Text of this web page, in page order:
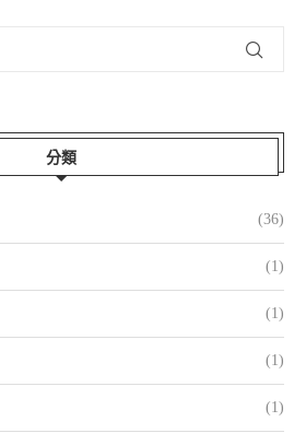
分類
(36)
(1)
(1)
(1)
(1)